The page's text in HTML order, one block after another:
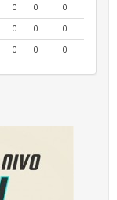
0 0
0
0 0
0
0 0 0